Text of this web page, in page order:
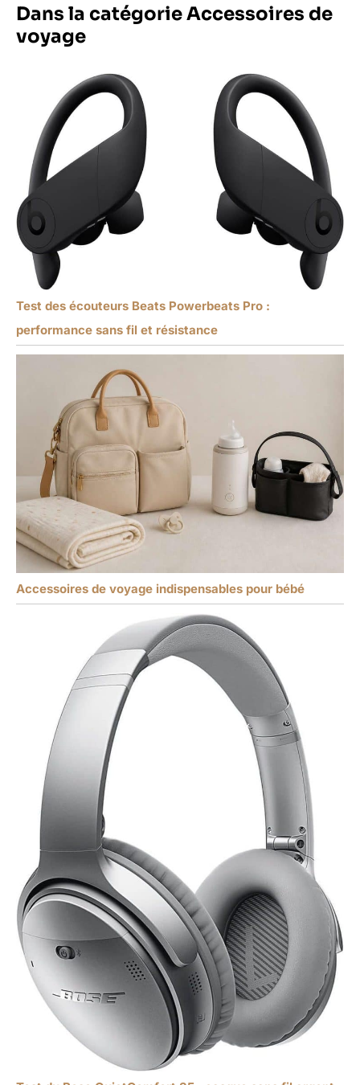
Dans la catégorie Accessoires de
voyage
Test des écouteurs Beats Powerbeats Pro :
performance sans fil et résistance
Accessoires de voyage indispensables pour bébé